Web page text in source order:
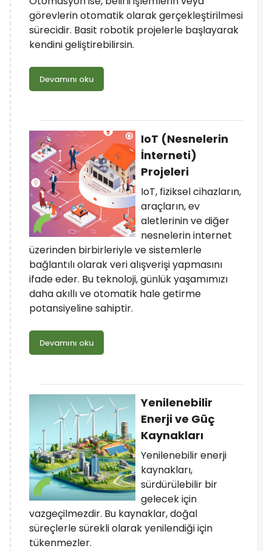
görevlerin otomatik olarak gerçekleştirilmesi
sürecidir. Basit robotik projelerle başlayarak
kendini geliştirebilirsin.
Devamını oku
IoT (Nesnelerin
İnterneti)
Projeleri
IoT, fiziksel cihazların,
araçların, ev
aletlerinin ve diğer
nesnelerin internet
üzerinden birbirleriyle ve sistemlerle
bağlantılı olarak veri alışverişi yapmasını
ifade eder. Bu teknoloji, günlük yaşamımızı
daha akıllı ve otomatik hale getirme
potansiyeline sahiptir.
Devamını oku
Yenilenebilir
Enerji ve Güç
Kaynakları
Yenilenebilir enerji
kaynakları,
sürdürülebilir bir
gelecek için
vazgeçilmezdir. Bu kaynaklar, doğal
süreçlerle sürekli olarak yenilendiği için
tükenmezler.